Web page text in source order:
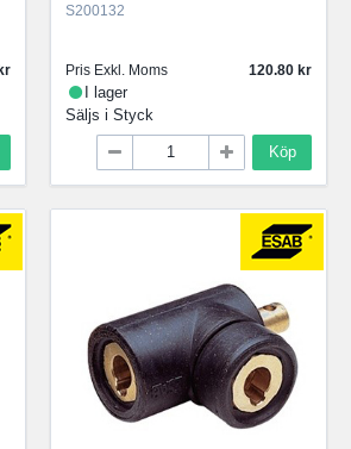
S200132
Pris Exkl. Moms 120.80
I lager
Säljs iStyck
Köp